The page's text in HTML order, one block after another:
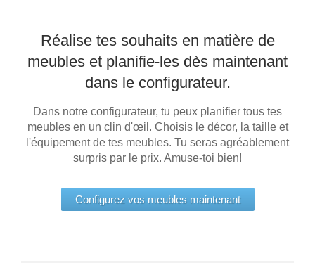
Réalise tes souhaits en matière de
meubles et planifie-les dès maintenant
dans le configurateur.
Dans notre configurateur, tu peux planifier tous tes
meubles en un clin d'œil. Choisis le décor, la taille et
l'équipement de tes meubles. Tu seras agréablement
surpris par le prix. Amuse-toi bien!
Configurez vos meubles maintenant